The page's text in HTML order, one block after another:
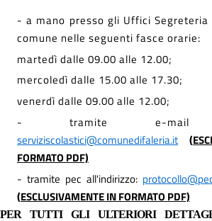
- a mano presso gli Uffici Segreteria
comune nelle seguenti fasce orarie:
martedì dalle 09.00 alle 12.00;
mercoledì dalle 15.00 alle 17.30;
venerdì dalle 09.00 alle 12.00;
- tramite e-mail
serviziscolastici@comunedifaleria.it
(
FORMATO PDF)
- tramite pec all'indirizzo:
(ESCLUSIVAMENTE IN FORMATO PDF)
PER TUTTI GLI ULTERIORI